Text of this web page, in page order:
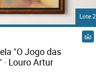
Lote 2
"O Jogo das
· Louro Artur